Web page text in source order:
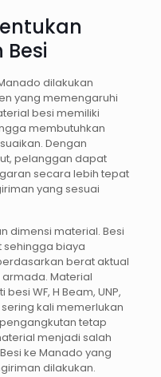
dilakukan
yang memengaruhi
besi memiliki
membutuhkan
Dengan
pelanggan dapat
secara lebih tepat
yang sesuai
dimensi material. Besi
biaya
berat aktual
Material
WF, H Beam, UNP,
kali memerlukan
tetap
menjadi salah
ke Manado yang
dilakukan.